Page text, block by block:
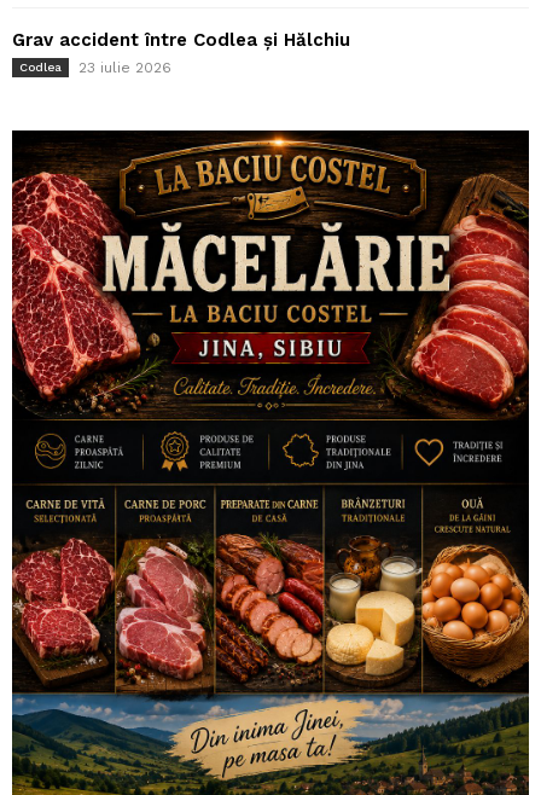
Grav accident între Codlea și Hălchiu
Codlea 23 iulie 2026